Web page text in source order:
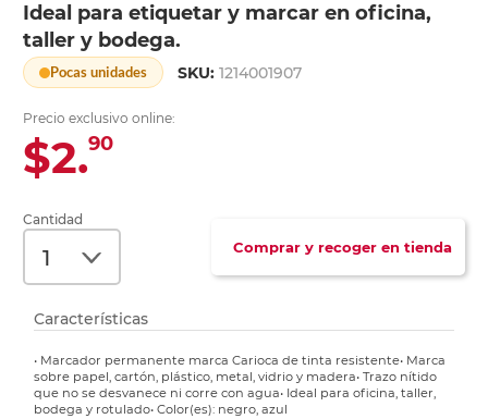
Ideal para etiquetar y marcar en oficina,
taller y bodega.
Pocas unidades SKU:1214001907
Precio exclusivo online:
$2.90
Cantidad
Comprar y recoger en tienda
Características
• Marcador permanente marca Carioca de tinta resistente• Marca
sobre papel, cartón, plástico, metal, vidrio y madera• Trazo nítido
que no se desvanece ni corre con agua• Ideal para oficina, taller,
bodega y rotulado• Color(es): negro, azul